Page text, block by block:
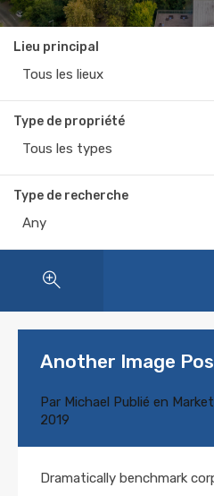
Lieu principal
Tous les lieux
Type de propriété
Tous les types
Type de recherche
Any
Another Image
Par Michael Publié en
2019
Dramatically benchmark